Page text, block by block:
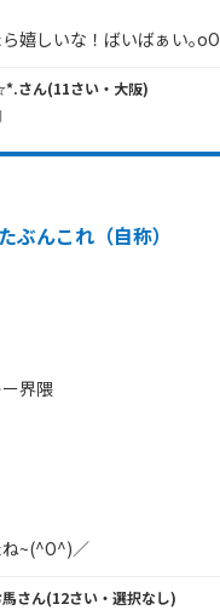
嬉しいな！ばいばぁい｡oO
さん(11さい・ 大阪)
たぶんこれ（自称）
界隈
~(^O^)／
さん(12さい・ 選択なし)